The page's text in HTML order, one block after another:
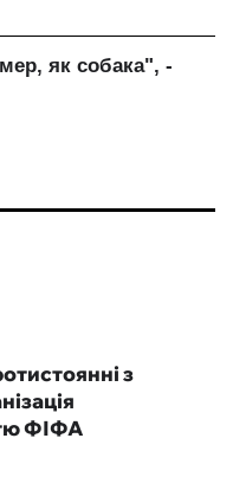
з
ФІФА